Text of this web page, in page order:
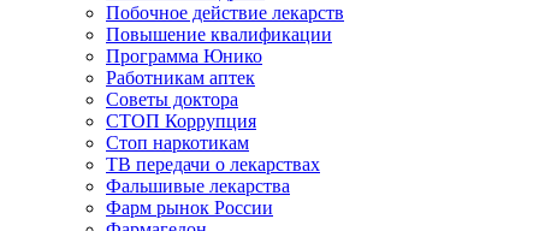
Побочное действие лекарств
Повышение квалификации
Программа Юнико
Работникам аптек
Советы доктора
СТОП Коррупция
Стоп наркотикам
ТВ передачи о лекарствах
Фальшивые лекарства
Фарм рынок России